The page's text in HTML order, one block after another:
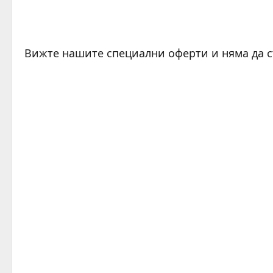
Вижте нашите специални оферти и няма да